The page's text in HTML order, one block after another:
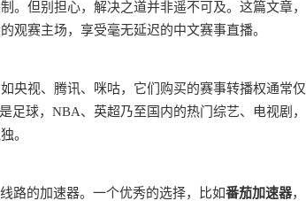
。但别担心，解决之道并非遥不可及。这篇文章，
观赛主场，享受毫无延迟的中文赛事直播。
央视、腾讯、咪咕，它们购买的赛事转播权通常仅
足球，NBA、英超乃至国内的热门综艺、电视剧，
。
路的加速器。一个优秀的选择，比如番茄加速器，